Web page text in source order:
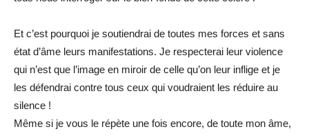
Et c’est pourquoi je soutiendrai de toutes mes forces et sans
état d’âme leurs manifestations. Je respecterai leur violence
qui n’est que l’image en miroir de celle qu’on leur inflige et je
les défendrai contre tous ceux qui voudraient les réduire au
silence !
Même si je vous le répète une fois encore, de toute mon âme,